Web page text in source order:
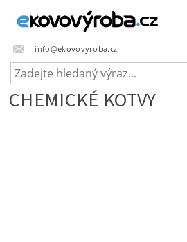
info@ekovovyroba.cz
CHEMICKÉ KOTVY